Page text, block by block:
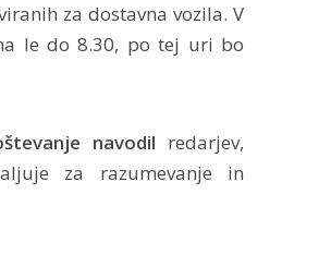
za dostavna vozila. V
le do 8.30, po tej uri bo
navodil redarjev,
za razumevanje in